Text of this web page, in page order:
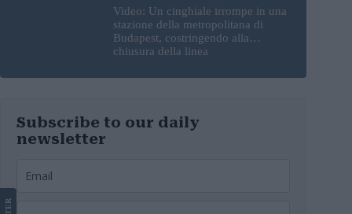
Video: Un cinghiale irrompe in una
stazione della metropolitana di
Budapest, costringendo alla
chiusura della linea
Subscribe to our daily
newsletter